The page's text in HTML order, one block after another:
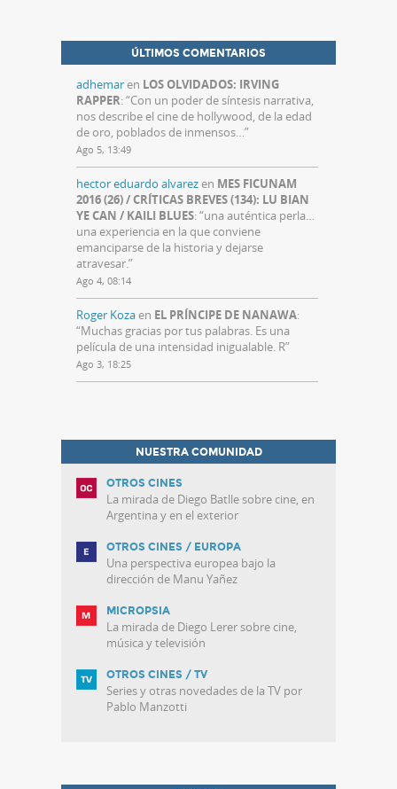
ÚLTIMOS COMENTARIOS
adhemaren LOS OLVIDADOS: IRVING
RAPPER: “Con un poder de síntesis narrativa,
nos describe el cine de hollywood, de la edad
de oro, poblados de inmensos…”
Ago 5, 13:49
hector eduardo alvarezen MES FICUNAM
2016 (26) / CRÍTICAS BREVES (134): LU BIAN
YE CAN / KAILI BLUES: “una auténtica perla…
una experiencia en la que conviene
emanciparse de la historia y dejarse
atravesar.”
Ago 4, 08:14
Roger Kozaen EL PRÍNCIPE DE NANAWA:
“Muchas gracias por tus palabras. Es una
película de una intensidad inigualable. R”
Ago 3, 18:25
NUESTRA COMUNIDAD
OTROS CINES
La mirada de Diego Batlle sobre cine, en
Argentina y en el exterior
OTROS CINES / EUROPA
Una perspectiva europea bajo la
dirección de Manu Yañez
MICROPSIA
La mirada de Diego Lerer sobre cine,
música y televisión
OTROS CINES / TV
Series y otras novedades de la TV por
Pablo Manzotti